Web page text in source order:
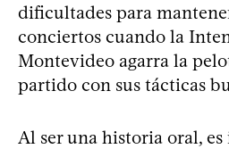
dificultades para
conciertos cuando la
Montevideo agarra la
partido con sus tácticas
Al ser una historia oral,